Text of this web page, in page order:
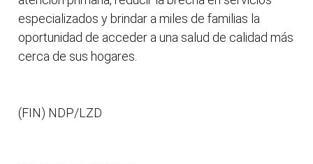
especializados y brindar a miles de familias la
oportunidad de acceder a una salud de calidad más
cerca de sus hogares.
(FIN) NDP/LZD